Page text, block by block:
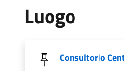
Luogo
Consultorio